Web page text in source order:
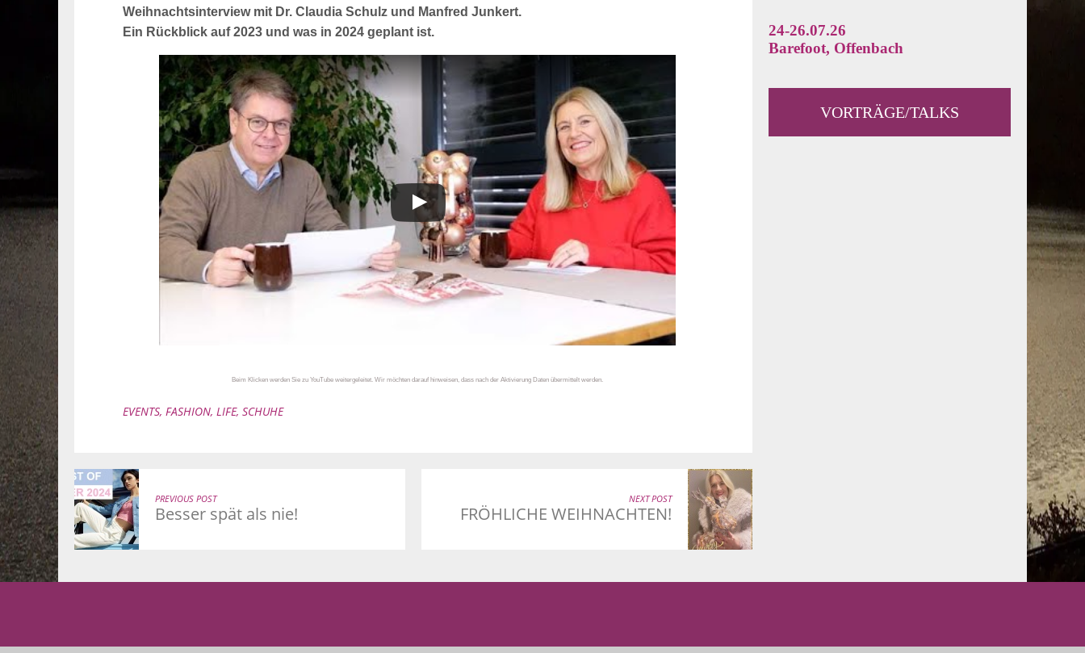
Weihnachtsinterview mit Dr. Claudia Schulz und Manfred Junkert.
Ein Rückblick auf 2023 und was in 2024 geplant ist.
Beim Klicken werden Sie zu YouTube weitergeleitet. Wir möchten darauf hinweisen, dass nach der Aktivierung Daten übermittelt werden.
EVENTS, FASHION, LIFE, SCHUHE
PREVIOUS POST
Besser spät als nie!
NEXT POST
FRÖHLICHE WEIHNACHTEN!
24-26.07.26
Barefoot, Offenbach
VORTRÄGE/TALKS